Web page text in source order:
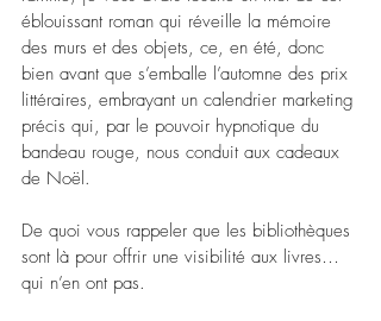
éblouissant roman qui réveille la mémoire
des murs et des objets, ce, en été, donc
bien avant que s’emballe l’automne des prix
littéraires, embrayant un calendrier marketing
précis qui, par le pouvoir hypnotique du
bandeau rouge, nous conduit aux cadeaux
de Noël.
De quoi vous rappeler que les bibliothèques
sont là pour offrir une visibilité aux livres…
qui n’en ont pas.